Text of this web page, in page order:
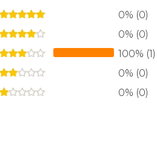
0% (0)
0% (0)
100% (1)
0% (0)
0% (0)